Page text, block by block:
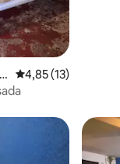
4,85 de uma
4,85 (13)